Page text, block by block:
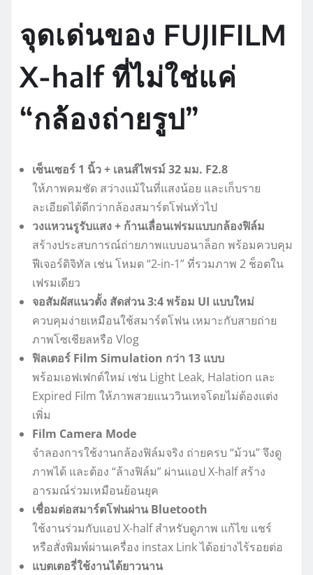
จุดเด่นของ FUJIFILM
X-half ที่ไม่ใช่แค่
“กล้องถ่ายรูป”
เซ็นเซอร์ 1 นิ้ว + เลนส์ไพรม์ 32 มม. F2.8
ให้ภาพคมชัด สว่างแม้ในที่แสงน้อย และเก็บราย
ละเอียดได้ดีกว่ากล้องสมาร์ตโฟนทั่วไป
วงแหวนรูรับแสง + ก้านเลื่อนเฟรมแบบกล้องฟิล์ม
สร้างประสบการณ์ถ่ายภาพแบบอนาล็อก พร้อมควบคุม
ฟีเจอร์ดิจิทัล เช่น โหมด “2-in-1” ที่รวมภาพ 2 ช็อตใน
เฟรมเดียว
จอสัมผัสแนวตั้ง สัดส่วน 3:4 พร้อม UI แบบใหม่
ควบคุมง่ายเหมือนใช้สมาร์ตโฟน เหมาะกับสายถ่าย
ภาพโซเชียลหรือ Vlog
ฟิลเตอร์ Film Simulation กว่า 13 แบบ
พร้อมเอฟเฟกต์ใหม่ เช่น Light Leak, Halation และ
Expired Film ให้ภาพสวยแนววินเทจโดยไม่ต้องแต่ง
เพิ่ม
Film Camera Mode
จำลองการใช้งานกล้องฟิล์มจริง ถ่ายครบ “ม้วน” จึงดู
ภาพได้ และต้อง “ล้างฟิล์ม” ผ่านแอป X-half สร้าง
อารมณ์ร่วมเหมือนย้อนยุค
เชื่อมต่อสมาร์ตโฟนผ่าน Bluetooth
ใช้งานร่วมกับแอป X-half สำหรับดูภาพ แก้ไข แชร์
หรือสั่งพิมพ์ผ่านเครื่อง instax Link ได้อย่างไร้รอยต่อ
แบตเตอรี่ใช้งานได้ยาวนาน